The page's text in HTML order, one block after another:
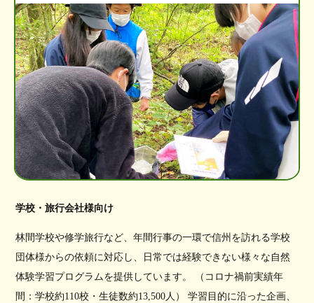
学校・旅行会社様向け
林間学校や修学旅行など、年間行事の一環で信州を訪れる学校
団体様からの依頼に対応し、日常では経験できない様々な自然
体験学習プログラムを提供しています。 （コロナ禍前実績年
間：学校約110校・生徒数約13,500人） 学習目的に沿った企画、